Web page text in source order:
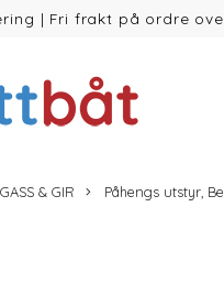
| Fri frakt på ordre
& GIR Påhengs utstyr,